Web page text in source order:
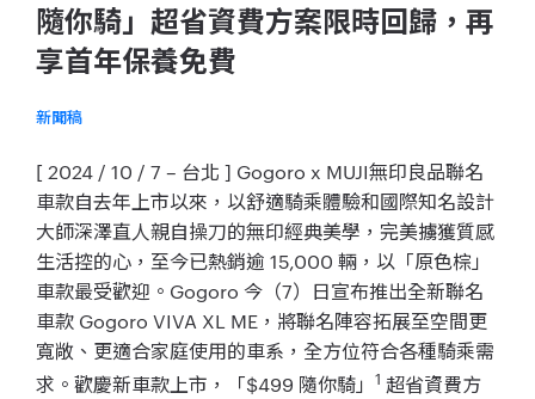
隨你騎」超省資費方案限時回歸，再
享首年保養免費
新聞稿
[ 2024 / 10 / 7 – 台北 ] Gogoro x MUJI無印良品聯名
車款自去年上市以來，以舒適騎乘體驗和國際知名設計
大師深澤直人親自操刀的無印經典美學，完美擄獲質感
生活控的心，至今已熱銷逾 15,000 輛，以「原色棕」
車款最受歡迎。Gogoro 今（7）日宣布推出全新聯名
車款 Gogoro VIVA XL ME，將聯名陣容拓展至空間更
寬敞、更適合家庭使用的車系，全方位符合各種騎乘需
求。歡慶新車款上市，「$499 隨你騎」 1 超省資費方